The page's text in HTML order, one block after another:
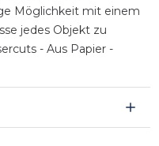
Möglichkeit mit einem
jedes Objekt zu
- Aus Papier -